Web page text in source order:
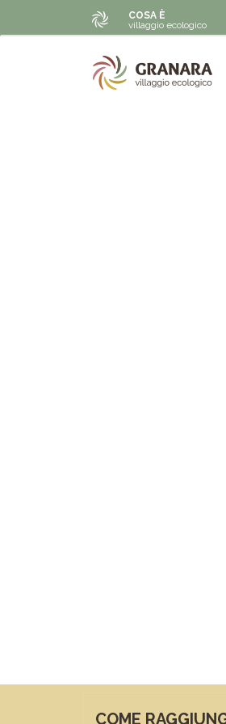
Salta al contenuto principale
Navigazione
COSA È
villaggio ecologico
COME